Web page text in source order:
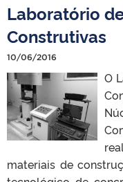
Laboratório
Construtivas
10/06/2016
O
materiais de